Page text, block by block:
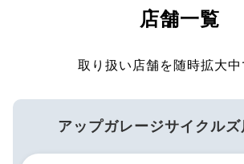
店舗一覧
取り扱い店舗を随時拡大中
アップガレージサイクル